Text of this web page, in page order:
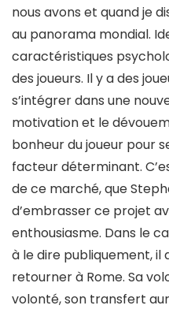
nous avons et quand je
au panorama mondial.
caractéristiques
des joueurs. Il y a des
s’intégrer dans une
motivation et le
bonheur du joueur pour
facteur déterminant.
de ce marché, que
d’embrasser ce projet
enthousiasme. Dans le
à le dire publiquement, il
retourner à Rome. Sa
volonté, son transfert